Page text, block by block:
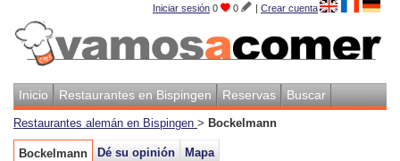
Iniciar sesión 0 0 | Crear cuenta
Inicio Restaurantes en Bispingen Reservas Buscar
Restaurantes alemán en Bispingen > Bockelmann
Bockelmann Dé su opinión Mapa